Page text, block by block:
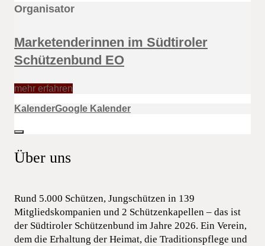
Organisator
Marketenderinnen im Südtiroler
Schützenbund EO
mehr erfahren
KalenderGoogle Kalender
Über uns
Rund 5.000 Schützen, Jungschützen in 139
Mitgliedskompanien und 2 Schützenkapellen – das ist
der Südtiroler Schützenbund im Jahre 2026. Ein Verein,
dem die Erhaltung der Heimat, die Traditionspflege und